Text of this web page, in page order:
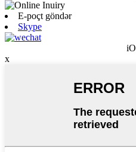
E-poçt göndər
Skype
x